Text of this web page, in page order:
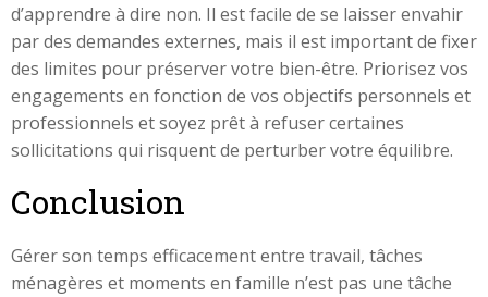
d’apprendre à dire non. Il est facile de se laisser envahir
par des demandes externes, mais il est important de fixer
des limites pour préserver votre bien-être. Priorisez vos
engagements en fonction de vos objectifs personnels et
professionnels et soyez prêt à refuser certaines
sollicitations qui risquent de perturber votre équilibre.
Conclusion
Gérer son temps efficacement entre travail, tâches
ménagères et moments en famille n’est pas une tâche